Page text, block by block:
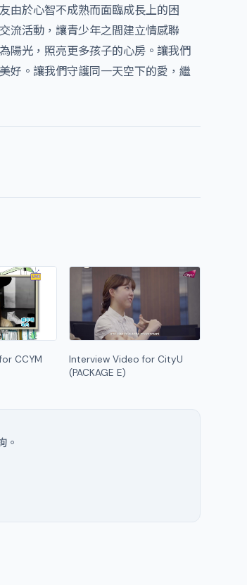
由於心智不成熟而面臨成長上的困
流活動，讓青少年之間建立情感聯
陽光，照亮更多孩子的心房。讓我們
好。讓我們守護同一天空下的愛，繼
CCYM
Interview Video for CityU
(PACKAGE E)
。